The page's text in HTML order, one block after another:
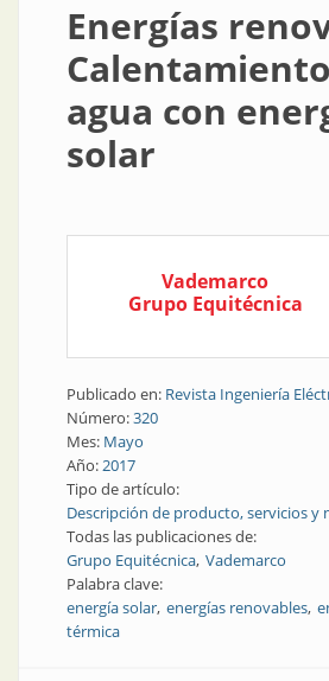
Energías
agua con
solar
Vademarco
Grupo Equitécnica
Publicado en: Revista Ingeniería
Número:320
Mes: Mayo
Año:2017
Tipo de artículo:
Descripción de producto, servicios y
Todas las publicaciones de:
Grupo Equitécnica Vademarco
Palabra clave:
energía solar energías renovables
térmica